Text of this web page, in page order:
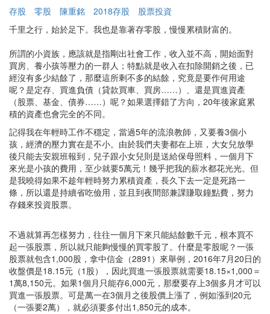
存股
零股 陳重銘 2018存股
股票投資
千里之行，始於足下。我也是靠著存零股，慢慢累積財富的。
所謂的小資族，應該就是指剛出社會工作，收入並不高，開始面對
買房、養小孩等壓力的一群人；特點就是收入在扣除開銷之後，已
經沒有多少結餘了，那麼這所剩不多的結餘，究竟是要作何用途
呢？是定存、買進負債（貸款買車、買房……）、還是買進資產
（股票、基金、債券……）呢？如果選擇錯了方向，20年後家庭累
積的資產也會完全的不同。
記得我在年輕時工作不穩定，當過5年的流浪教師，又要養3個小
孩，經濟的壓力實在是不小。由於我們夫妻都在上班，大女兒放學
後只能去安親班報到，兒子跟小女兒則是送給保母照料，一個月下
來光是小孩的費用，至少就要5萬元！幾乎把我的薪水都花光光。但
是我曉得如果不趁年輕時努力累積資產，長久下去一定是死路一
條，所以還是持續省吃儉用，並且到夜間部兼課賺取鐘點費，努力
存錢來投資股票。
不過就算再怎樣努力，往往一個月下來只能結餘數千元，根本買不
起一張股票，所以就只能夠慢慢的買零股了。什麼是零股呢？一張
股票就包含1,000股，拿中信金（2891）來舉例，2016年7月20日的
收盤價是18.15元（1股），因此買進一張股票就需要18.15×1,000＝
1萬8,150元。如果1個月只能存6,000元，那麼要存上3個多月才可以
買進一張股票。可是萬一在3個月之後股價上漲了，例如漲到20元
（一張要2萬），就必須要多付出1,850元的成本。